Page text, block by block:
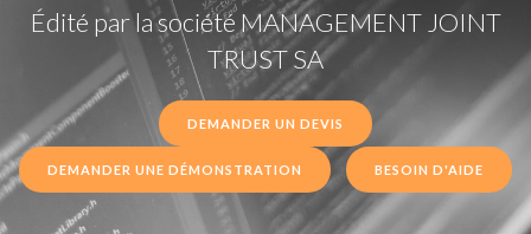
Édité par la sociétéMANAGEMENT JOINT
TRUST SA
DEMANDER UN DEVIS
DEMANDER UNE DÉMONSTRATION BESOIN D'AIDE